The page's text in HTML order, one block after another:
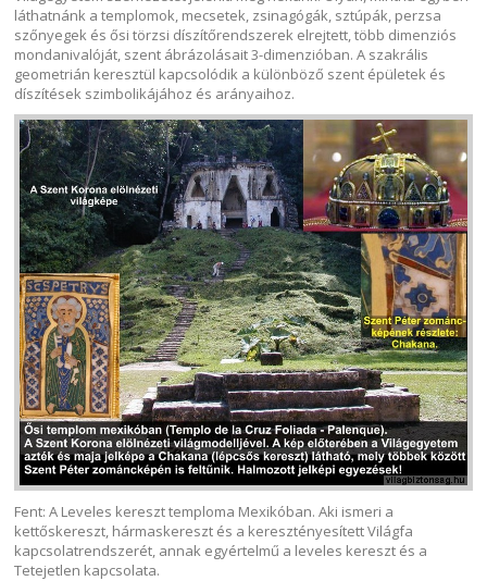
láthatnánk a templomok, mecsetek, zsinagógák, sztúpák, perzsa
szőnyegek és ősi törzsi díszítőrendszerek elrejtett, több dimenziós
mondanivalóját, szent ábrázolásait 3-dimenzióban. A szakrális
geometrián keresztül kapcsolódik a különböző szent épületek és
díszítések szimbolikájához és arányaihoz.
Fent: A Leveles kereszt temploma Mexikóban. Aki ismeri a
kettőskereszt, hármaskereszt és a keresztényesített Világfa
kapcsolatrendszerét, annak egyértelmű a leveles kereszt és a
Tetejetlen kapcsolata.